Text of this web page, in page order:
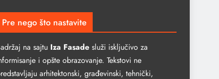
Pre nego što nastavite
na sajtu Iza Fasadesluži isključivo za
i opšte obrazovanje. Tekstovi ne
arhitektonski, građevinski, tehnički,